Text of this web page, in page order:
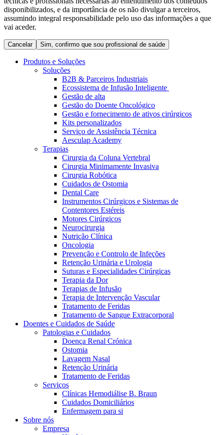
Terapias
Catálogo de Produtos
Encontre o produto que procura. Visite o catálogo de produtos
da B. Braun com o nosso portfólio completo.
Coordenamos os seus cuidados médicos quando recebe alta
do hospital. Para mais informações, visite a nossa página de
cuidados domiciliários.
Contactos
Centro de Inovação
Vamos impulsionar juntos a inovação na tecnologia médica.
Saiba mais sobre o nosso centro de inovação e apresente a sua
Em diálogo com a B. Braun. Entre em contacto connosco
disponibilizados, e da importância de os não divulgar a terceiros,
assumindo integral responsabilidade pelo uso das informações a que
vai aceder.
Cancelar Sim, confirmo que sou profissional de saúde
Produtos e Soluções
Soluções
B2B & Parceiros Industriais
Ecossistema de Infusão Inteligente
Gestão de alta
Gestão do Doente Oncológico
Gestão e fornecimento de ativos cirúrgicos
Kits personalizados
Serviço de Assistência Técnica
Aesculap Academy
Terapias
Cirurgia da Coluna Vertebral
Cirurgia Minimamente Invasiva
Cirurgia Robótica
Cuidados de Ostomia
Dental Care
Instrumentos Cirúrgicos e Sistemas de
Contentores Estéreis
Motores Cirúrgicos
Neurocirurgia
Nutrição Clínica
Oncologia
Prevenção e Controlo de Infeções
Retenção Urinária e Urologia
Suturas e Especialidades Cirúrgicas
Terapia da Dor
Terapias de Infusão
Terapia de Intervenção Vascular
Tratamento de Feridas
Tratamento de Sangue Extracorporal
Doentes e Cuidados de Saúde
Patologias e Cuidados
Doença Renal Crónica
Ostomia
Lavagem Nasal
Retenção Urinária
Tratamento de Feridas
Serviços
Clínicas Hemodiálise B. Braun
Cuidados Domiciliários
Enfermagem para si
Sobre nós
Empresa